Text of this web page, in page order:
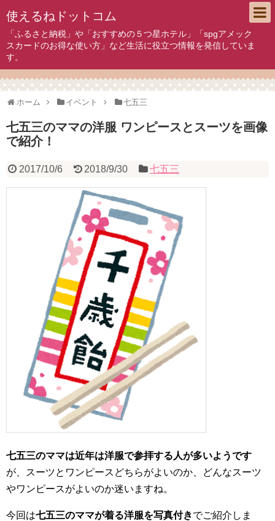
使えるねドットコム
「ふるさと納税」や「おすすめの５つ星ホテル」「spgアメック
スカードのお得な使い方」など生活に役立つ情報を発信していま
す。
ホーム イベント 七五三
七五三のママの洋服 ワンピースとスーツを画像
で紹介！
2017/10/6 2018/9/30 七五三
七五三のママは近年は洋服で参拝する人が多いようです
が、スーツとワンピースどちらがよいのか、どんなスーツ
やワンピースがよいのか迷いますね。
今回は七五三のママが着る洋服を写真付きでご紹介しま